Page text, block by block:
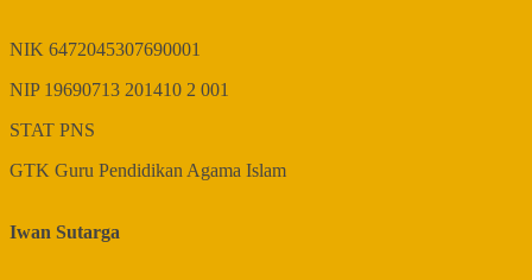
NIK 6472045307690001
NIP 19690713 201410 2 001
STAT PNS
GTK Guru Pendidikan Agama Islam
Iwan Sutarga